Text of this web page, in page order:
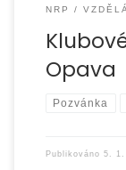
NRP
Opava
Pozvánka
Publikováno 5. 1.